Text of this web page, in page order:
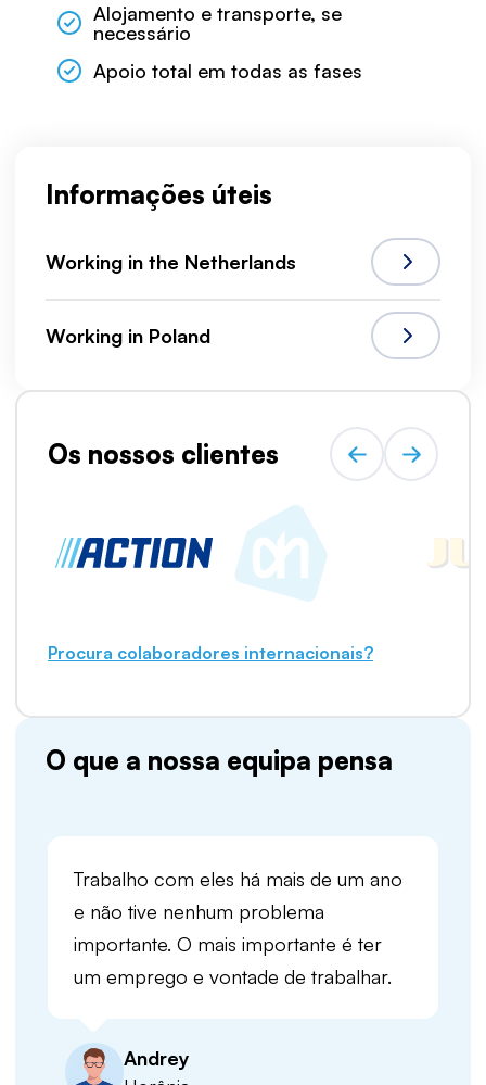
Alojamento e transporte, se
necessário
Apoio total em todas as fases
Informações úteis
Working in the Netherlands
Working in Poland
Os nossos clientes
Procura colaboradores internacionais?
O que a nossa equipa pensa
Trabalho com eles há mais de um ano
e não tive nenhum problema
importante. O mais importante é ter
um emprego e vontade de trabalhar.
Andrey